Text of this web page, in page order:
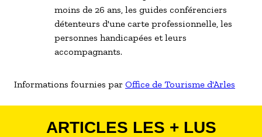
moins de 26 ans, les guides conférenciers
détenteurs d'une carte professionnelle, les
personnes handicapées et leurs
accompagnants.
Informations fournies par Office de Tourisme d'Arles
ARTICLES LES + LUS